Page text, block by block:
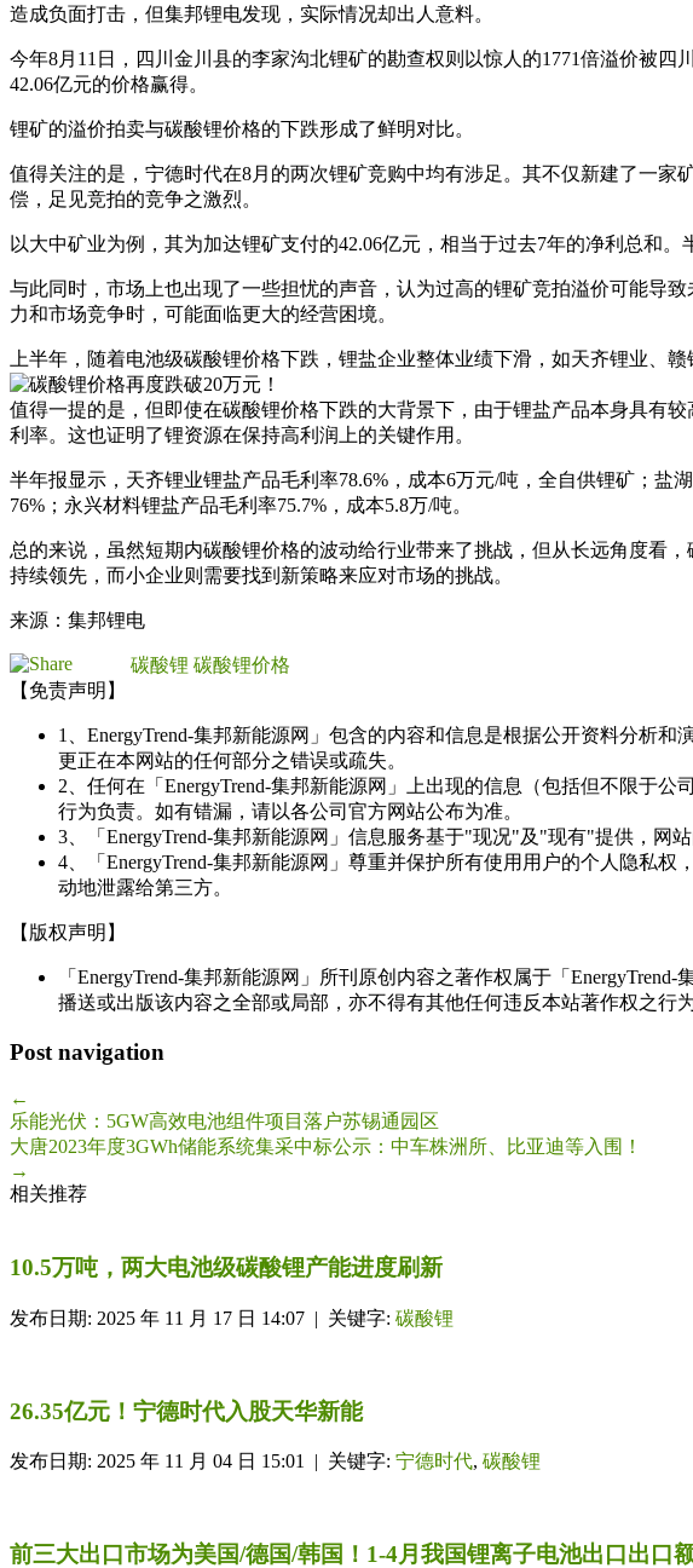
造成负面打击，但集邦锂电发现，实际情况却出人意料。
今年8月11日，四川金川县的李家沟北锂矿的勘查权则以惊人的1771倍溢价被
42.06亿元的价格赢得。
锂矿的溢价拍卖与碳酸锂价格的下跌形成了鲜明对比。
值得关注的是，宁德时代在8月的两次锂矿竞购中均有涉足。其不仅新建了一
偿，足见竞拍的竞争之激烈。
以大中矿业为例，其为加达锂矿支付的42.06亿元，相当于过去7年的净利总和
与此同时，市场上也出现了一些担忧的声音，认为过高的锂矿竞拍溢价可能导
力和市场竞争时，可能面临更大的经营困境。
上半年，随着电池级碳酸锂价格下跌，锂盐企业整体业绩下滑，如天齐锂业、
值得一提的是，但即使在碳酸锂价格下跌的大背景下，由于锂盐产品本身具有
利率。这也证明了锂资源在保持高利润上的关键作用。
半年报显示，天齐锂业锂盐产品毛利率78.6%，成本6万元/吨，全自供锂矿；盐
76%；永兴材料锂盐产品毛利率75.7%，成本5.8万/吨。
总的来说，虽然短期内碳酸锂价格的波动给行业带来了挑战，但从长远角度看
持续领先，而小企业则需要找到新策略来应对市场的挑战。
来源：集邦锂电
碳酸锂 碳酸锂价格
【免责声明】
1、EnergyTrend-集邦新能源网」包含的内容和信息是根据公开资料分析
更正在本网站的任何部分之错误或疏失。
2、任何在「EnergyTrend-集邦新能源网」上出现的信息（包括但不限于
行为负责。如有错漏，请以各公司官方网站公布为准。
3、「EnergyTrend-集邦新能源网」信息服务基于"现况"及"现有"提供，网
4、「EnergyTrend-集邦新能源网」尊重并保护所有使用用户的个人隐私
动地泄露给第三方。
【版权声明】
「EnergyTrend-集邦新能源网」所刊原创内容之著作权属于「
播送或出版该内容之全部或局部，亦不得有其他任何违反本站著作权之行为
Post navigation
←
乐能光伏：5GW高效电池组件项目落户苏锡通园区
大唐2023年度3GWh储能系统集采中标公示：中车株洲所、比亚迪等入围！
→
相关推荐
10.5万吨，两大电池级碳酸锂产能进度刷新
发布日期: 2025 年 11 月 17 日 14:07 | 关键字: 碳酸锂
26.35亿元！宁德时代入股天华新能
发布日期: 2025 年 11 月 04 日 15:01 | 关键字: 宁德时代, 碳酸锂
前三大出口市场为美国/德国/韩国！1-4月我国锂离子电池出口出口